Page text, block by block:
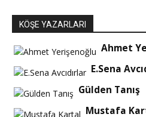
KÖŞE YAZARLARI
Ahmet
E.Sena
Gülden Tanış
Mustafa